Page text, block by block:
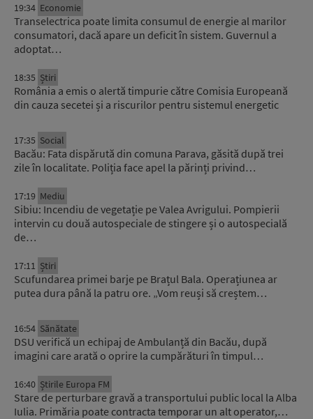
19:34 Economie
Transelectrica poate limita consumul de energie al marilor
consumatori, dacă apare un deficit în sistem. Guvernul a
adoptat…
18:35 Știri
România a emis o alertă timpurie către Comisia Europeană
din cauza secetei și a riscurilor pentru sistemul energetic
17:35 Social
Bacău: Fata dispărută din comuna Parava, găsită după trei
zile în localitate. Poliția face apel la părinți privind…
17:19 Mediu
Sibiu: Incendiu de vegetație pe Valea Avrigului. Pompierii
intervin cu două autospeciale de stingere și o autospecială
de…
17:11 Știri
Scufundarea primei barje pe Brațul Bala. Operațiunea ar
putea dura până la patru ore. „Vom reuși să creștem…
16:54 Sănătate
DSU verifică un echipaj de Ambulanță din Bacău, după
imagini care arată o oprire la cumpărături în timpul…
16:40 Știrile Europa FM
Stare de perturbare gravă a transportului public local la Alba
Iulia. Primăria poate contracta temporar un alt operator,…